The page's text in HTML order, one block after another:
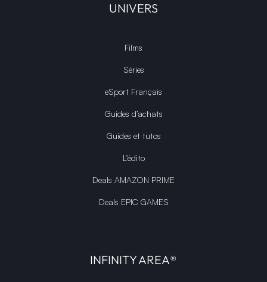
UNIVERS
Films
Séries
eSport Français
Guides d’achats
Guides et tutos
L'édito
Deals AMAZON PRIME
Deals EPIC GAMES
INFINITY AREA®